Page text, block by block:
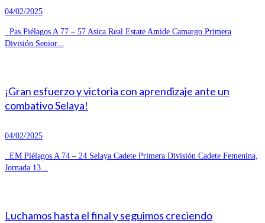
04/02/2025
Pas Piélagos A 77 – 57 Asica Real Estate Amide Camargo Primera
División Senior...
¡Gran esfuerzo y victoria con aprendizaje ante un
combativo Selaya!
04/02/2025
EM Piélagos A 74 – 24 Selaya Cadete Primera División Cadete Femenina,
Jornada 13...
Luchamos hasta el final y seguimos creciendo